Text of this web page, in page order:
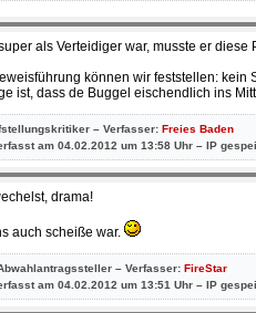
als Verteidiger war, musste er
können wir feststellen:
ist, dass de Buggel eischendlich ins
– Verfasser: Freies Baden
am 04.02.2012 um 13:58 Uhr – IP
drama!
auch scheiße war.
– Verfasser: FireStar
am 04.02.2012 um 13:51 Uhr – IP